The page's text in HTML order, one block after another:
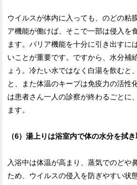
ウイルスが体内に入っても、のどの粘
ア機能が働けば、そこで一部は侵入を
ます。バリア機能を十分に引き出すに
いことが重要です。ですから、水分補
ょう。冷たい水ではなく白湯を飲むと
と、また体温のキープは免疫力の活性
は患者さん一人の診察が終わるごとに
ます。
（6）湯上りは浴室内で体の水分を拭
入浴中は体温が高まり、蒸気でのどや
ため、ウイルスの侵入を防ぎやすい状